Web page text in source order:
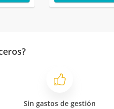
Sin gastos de gestión